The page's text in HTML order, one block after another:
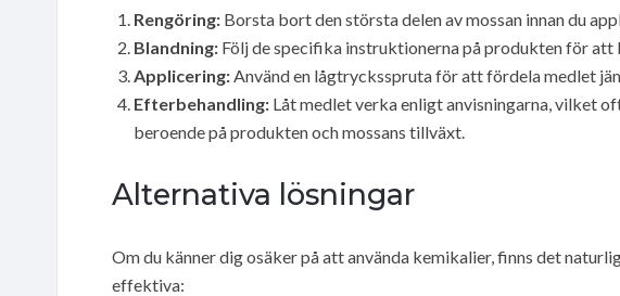
Rengöring: Borsta bort den största delen av mossan innan du
Blandning: Följ de specifika instruktionerna på produkten för
Applicering:Använd en lågtrycksspruta för att fördela medlet
Efterbehandling: Låt medlet verka enligt anvisningarna, vilket
beroende på produkten och mossans tillväxt.
Alternativa lösningar
Om du känner dig osäker på att använda kemikalier, finns det
effektiva: